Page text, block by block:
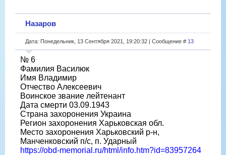
Назаров
Дата: Понедельник, 13 Сентября 2021, 19:20:32 | Сообщение # 13
№ 6
Фамилия Василюк
Имя Владимир
Отчество Алексеевич
Воинское звание лейтенант
Дата смерти 03.09.1943
Страна захоронения Украина
Регион захоронения Харьковская обл.
Место захоронения Харьковский р-н,
Манченковский п/с, п. Ударный
https://obd-memorial.ru/html/info.htm?id=83957264